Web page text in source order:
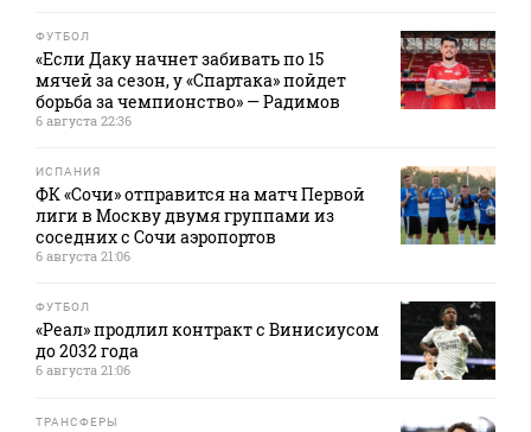
ФУТБОЛ
«Если Даку начнет забивать по 15
мячей за сезон, у «Спартака» пойдет
борьба за чемпионство» — Радимов
6 августа 22:36
ИСПАНИЯ
ФК «Сочи» отправится на матч Первой
лиги в Москву двумя группами из
соседних с Сочи аэропортов
6 августа 21:06
ФУТБОЛ
«Реал» продлил контракт с Винисиусом
до 2032 года
6 августа 21:06
ТРАНСФЕРЫ